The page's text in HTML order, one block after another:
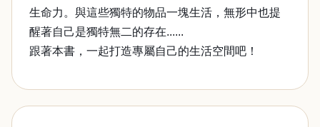
生命力。與這些獨特的物品一塊生活，無形中也提
醒著自己是獨特無二的存在......
跟著本書，一起打造專屬自己的生活空間吧！